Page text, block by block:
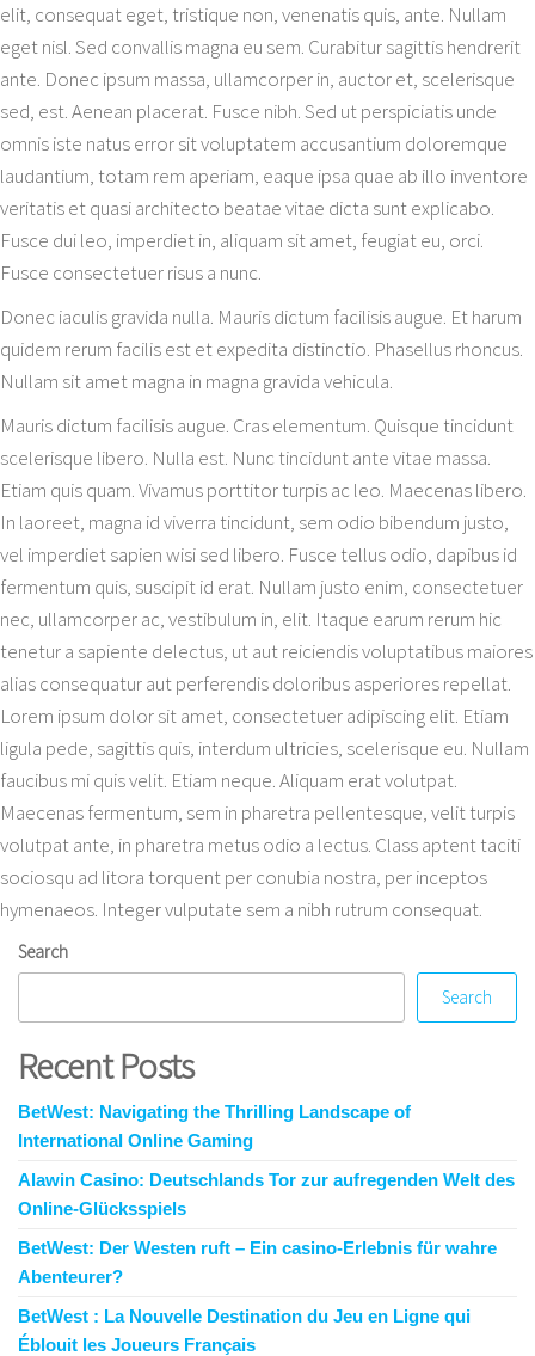
elit, consequat eget, tristique non, venenatis quis, ante. Nullam
eget nisl. Sed convallis magna eu sem. Curabitur sagittis hendrerit
ante. Donec ipsum massa, ullamcorper in, auctor et, scelerisque
sed, est. Aenean placerat. Fusce nibh. Sed ut perspiciatis unde
omnis iste natus error sit voluptatem accusantium doloremque
laudantium, totam rem aperiam, eaque ipsa quae ab illo inventore
veritatis et quasi architecto beatae vitae dicta sunt explicabo.
Fusce dui leo, imperdiet in, aliquam sit amet, feugiat eu, orci.
Fusce consectetuer risus a nunc.
Donec iaculis gravida nulla. Mauris dictum facilisis augue. Et harum
quidem rerum facilis est et expedita distinctio. Phasellus rhoncus.
Nullam sit amet magna in magna gravida vehicula.
Mauris dictum facilisis augue. Cras elementum. Quisque tincidunt
scelerisque libero. Nulla est. Nunc tincidunt ante vitae massa.
Etiam quis quam. Vivamus porttitor turpis ac leo. Maecenas libero.
In laoreet, magna id viverra tincidunt, sem odio bibendum justo,
vel imperdiet sapien wisi sed libero. Fusce tellus odio, dapibus id
fermentum quis, suscipit id erat. Nullam justo enim, consectetuer
nec, ullamcorper ac, vestibulum in, elit. Itaque earum rerum hic
tenetur a sapiente delectus, ut aut reiciendis voluptatibus maiores
alias consequatur aut perferendis doloribus asperiores repellat.
Lorem ipsum dolor sit amet, consectetuer adipiscing elit. Etiam
ligula pede, sagittis quis, interdum ultricies, scelerisque eu. Nullam
faucibus mi quis velit. Etiam neque. Aliquam erat volutpat.
Maecenas fermentum, sem in pharetra pellentesque, velit turpis
volutpat ante, in pharetra metus odio a lectus. Class aptent taciti
sociosqu ad litora torquent per conubia nostra, per inceptos
hymenaeos. Integer vulputate sem a nibh rutrum consequat.
Search
Search
Recent Posts
BetWest: Navigating the Thrilling Landscape of
International Online Gaming
Alawin Casino: Deutschlands Tor zur aufregenden Welt des
Online-Glücksspiels
BetWest: Der Westen ruft – Ein casino-Erlebnis für wahre
Abenteurer?
BetWest : La Nouvelle Destination du Jeu en Ligne qui
Éblouit les Joueurs Français